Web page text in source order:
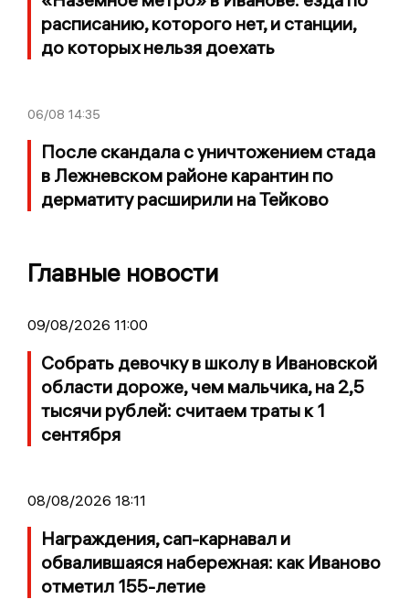
расписанию, которого нет, и станции,
до которых нельзя доехать
06/08 14:35
После скандала с уничтожением стада
в Лежневском районе карантин по
дерматиту расширили на Тейково
Главные новости
09/08/2026 11:00
Собрать девочку в школу в Ивановской
области дороже, чем мальчика, на 2,5
тысячи рублей: считаем траты к 1
сентября
08/08/2026 18:11
Награждения, сап-карнавал и
обвалившаяся набережная: как Иваново
отметил 155-летие